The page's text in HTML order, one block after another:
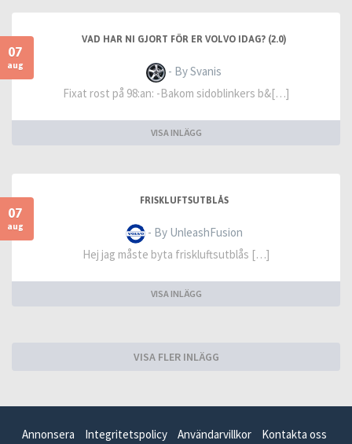
07
aug
VAD HAR NI GJORT FÖR ER VOLVO IDAG? (2.0)
- By Svanis
Fixat rost på 98:an: -Bakom sidoblinkers b&[…]
VISA INLÄGG
07
aug
FRISKLUFTSUTBLÅS
- By UnleashFusion
Hej jag måste byta friskluftsutblås […]
VISA INLÄGG
VISA FLER INLÄGG
Annonsera Integritetspolicy Användarvillkor Kontakta oss